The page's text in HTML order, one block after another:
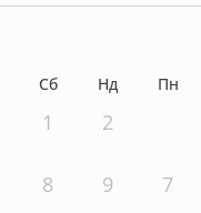
Сб Нд
1 2
8 9
Пн
7